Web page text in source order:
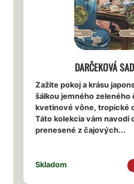
DARČEKOVÁ
Zažite pokoj a krásu
šálkou jemného zeleného
kvetinové vône, tropické
Táto kolekcia vám navodí
prenesené z čajových...
Skladom